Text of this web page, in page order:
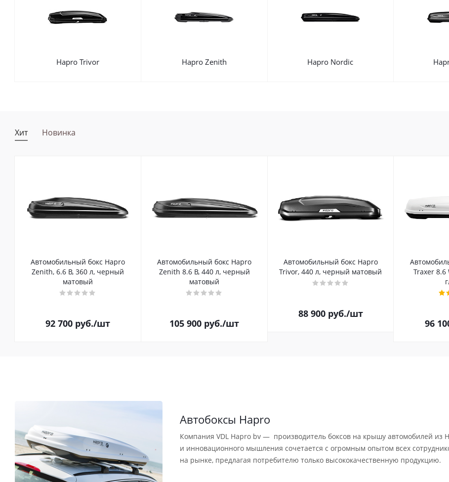
Hapro Trivor Hapro Zenith Hapro Nordic
Хит Новинка
Автомобильный бокс Hapro
Zenith, 6.6 B, 360 л, черный
матовый
92 700 руб./шт
Автомобильный бокс Hapro
Zenith 8.6 B, 440 л, черный
матовый
105 900 руб./шт
Автомобильный бокс Hapro
Trivor, 440 л, черный матовый
88 900руб./шт
Traxer 8.6
96
Автобоксы Hapro
Компания VDL Hapro bv — производитель боксов на крышу автомобилей из
и инновационного мышления сочетается с огромным опытом всех
на рынке, предлагая потребителю только высококачественную продукцию.